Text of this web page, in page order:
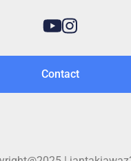
Contact